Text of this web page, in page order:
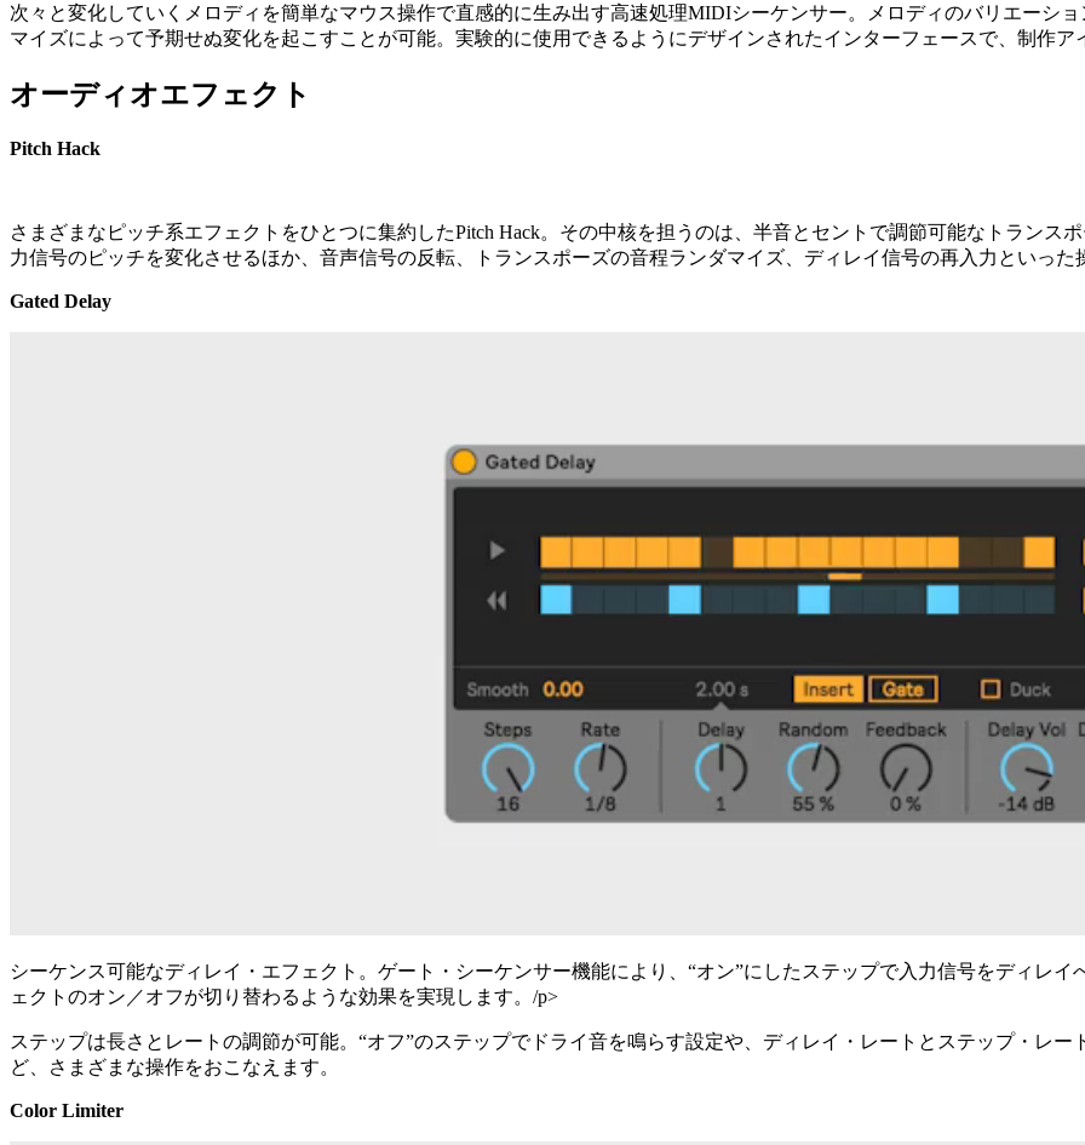
次々と変化していくメロディを簡単なマウス操作で直感的に生み出す高速処理MIDIシーケンサー。メロディのバリエーシ
マイズによって予期せぬ変化を起こすことが可能。実験的に使用できるようにデザインされたインターフェースで、制作ア
オーディオエフェクト
Pitch Hack
さまざまなピッチ系エフェクトをひとつに集約したPitch Hack。その中核を担うのは、半音とセントで調節可能なトランス
力信号のピッチを変化させるほか、音声信号の反転、トランスポーズの音程ランダマイズ、ディレイ信号の再入力といった
Gated Delay
シーケンス可能なディレイ・エフェクト。ゲート・シーケンサー機能により、“オン”にしたステップで入力信号をディレ
ェクトのオン／オフが切り替わるような効果を実現します。/p>
ステップは長さとレートの調節が可能。“オフ”のステップでドライ音を鳴らす設定や、ディレイ・レートとステップ・レ
ど、さまざまな操作をおこなえます。
Color Limiter